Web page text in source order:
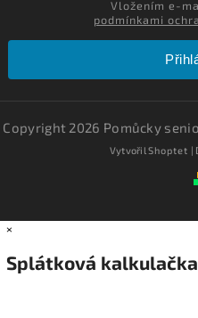
podmínkami
Copyright 2026 Pomůcky
VytvořilShoptet |
×
Splátková kalkulačka